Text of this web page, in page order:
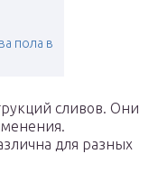
пола в
сливов. Они
для разных